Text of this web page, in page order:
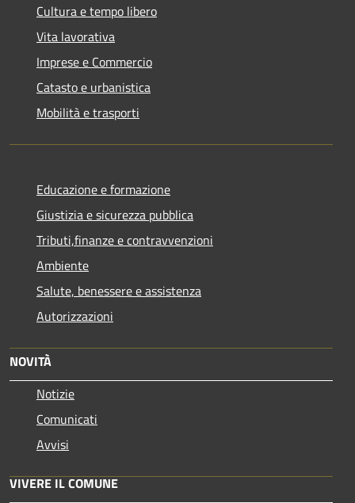
Cultura e tempo libero
Vita lavorativa
Imprese e Commercio
Catasto e urbanistica
Mobilità e trasporti
Educazione e formazione
Giustizia e sicurezza pubblica
Tributi,finanze e contravvenzioni
Ambiente
Salute, benessere e assistenza
Autorizzazioni
NOVITÀ
Notizie
Comunicati
Avvisi
VIVERE IL COMUNE